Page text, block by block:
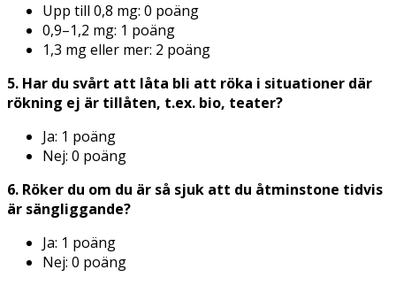
Upp till 0,8 mg: 0 poäng
0,9–1,2 mg: 1 poäng
1,3 mg eller mer: 2 poäng
5. Har du svårt att låta bli att röka i situationer där
rökning ej är tillåten, t.ex. bio, teater?
Ja: 1 poäng
Nej: 0 poäng
6. Röker du om du är så sjuk att du åtminstone tidvis
är sängliggande?
Ja: 1 poäng
Nej: 0 poäng